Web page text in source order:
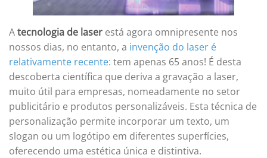
Atecnologia de laser está agora omnipresente nos
nossos dias, no entanto, a invenção do laser é
relativamente recente: tem apenas 65 anos! É desta
descoberta científica que deriva a gravação a laser,
muito útil para empresas, nomeadamente no setor
publicitário e produtos personalizáveis. Esta técnica de
personalização permite incorporar um texto, um
slogan ou um logótipo em diferentes superfícies,
oferecendo uma estética única e distintiva.